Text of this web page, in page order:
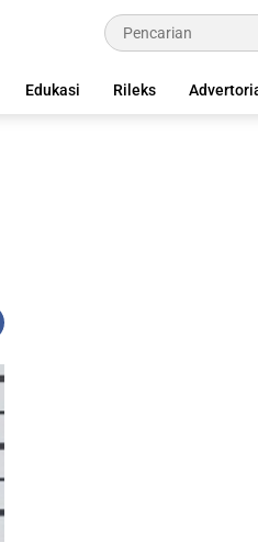
Edukasi Rileks